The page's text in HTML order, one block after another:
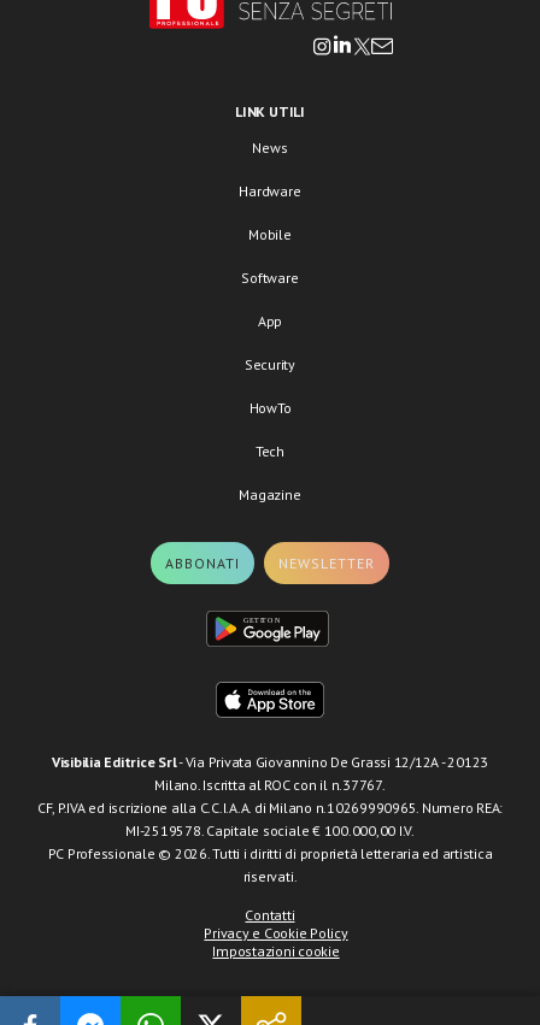
LINK UTILI
News
Hardware
Mobile
Software
App
Security
HowTo
Tech
Magazine
ABBONATI NEWSLETTER
Visibilia Editrice Srl- Via Privata Giovannino De Grassi 12/12A - 20123
Milano. Iscritta al ROC con il n.37767.
CF, P.IVA ed iscrizione alla C.C.I.A.A. di Milano n.10269990965. Numero REA:
MI-2519578. Capitale sociale € 100.000,00 I.V.
PC Professionale © 2026. Tutti i diritti di proprietà letteraria ed artistica
riservati.
Contatti
Privacy e Cookie Policy
Impostazioni cookie